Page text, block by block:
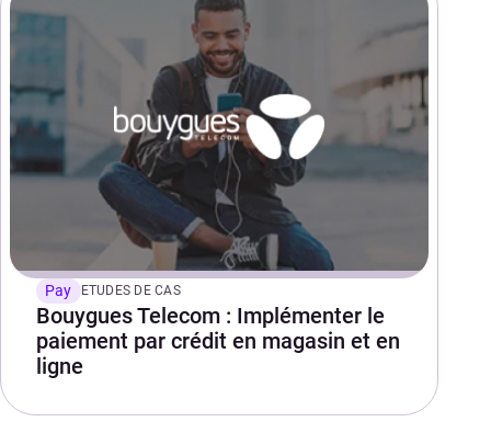
Pay ETUDES DE CAS
Bouygues Telecom : Implémenter le
paiement par crédit en magasin et en
ligne